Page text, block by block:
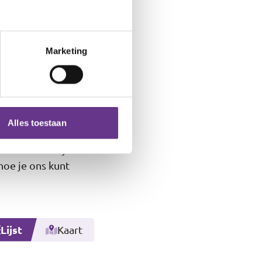
Marketing
Alles toestaan
woonlocatie
je ons kunt
Lijst Kaart